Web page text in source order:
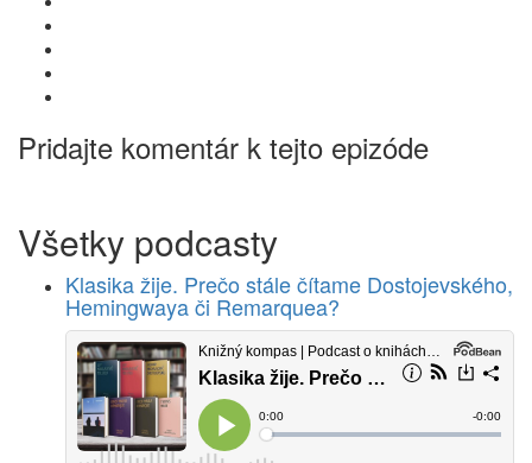
Pridajte komentár k tejto epizóde
Všetky podcasty
Klasika žije. Prečo stále čítame Dostojevského,
Hemingwaya či Remarquea?